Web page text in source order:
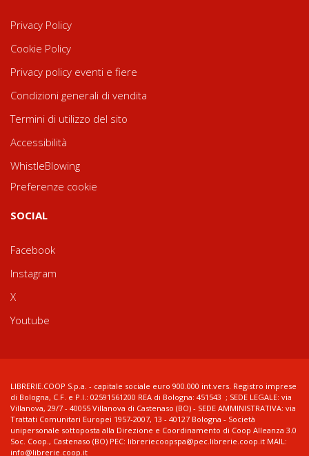
Privacy Policy
Cookie Policy
Privacy policy eventi e fiere
Condizioni generali di vendita
Termini di utilizzo del sito
Accessibilità
WhistleBlowing
Preferenze cookie
SOCIAL
Facebook
Instagram
X
Youtube
LIBRERIE.COOP S.p.a. - capitale sociale euro 900.000 int.vers. Registro imprese
di Bologna, C.F. e P.I.: 02591561200 REA di Bologna: 451543 ; SEDE LEGALE: via
Villanova, 29/7 - 40055 Villanova di Castenaso (BO) - SEDE AMMINISTRATIVA: via
Trattati Comunitari Europei 1957-2007, 13 - 40127 Bologna - Società
unipersonale sottoposta alla Direzione e Coordinamento di Coop Alleanza 3.0
Soc. Coop., Castenaso (BO) PEC: libreriecoopspa@pec.librerie.coop.it MAIL:
info@librerie.coop.it